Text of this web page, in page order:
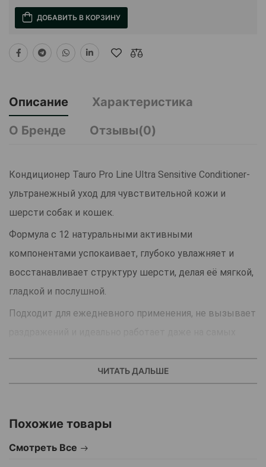
ДОБАВИТЬ В КОРЗИНУ
Описание
Характеристика
О Бренде
Отзывы(0)
Кондиционер Tauro Pro Line Ultra Sensitive Conditioner-
ультранежный уход для чувствительной кожи и
шерсти собак и кошек.
Формула с 12 натуральными активными
компонентами успокаивает, глубоко увлажняет и
восстанавливает структуру шерсти, делая её мягкой,
гладкой и послушной.
Подходит для ежедневного применения, не вызывает
SLS, парабенов и минеральных масел — только
поддержания здоровой, ухоженной шерсти.
ЧИТАТЬ ДАЛЬШЕ
Похожие товары
Смотреть Все